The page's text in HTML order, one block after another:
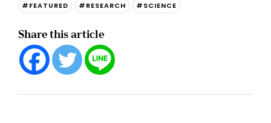
#FEATURED
#RESEARCH #SCIENCE
Share this article